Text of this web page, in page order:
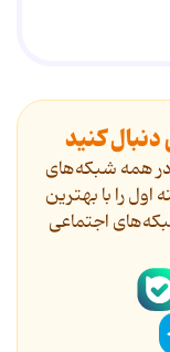
کنید
در همه شبکه‌های
را با بهترین
اجتماعی